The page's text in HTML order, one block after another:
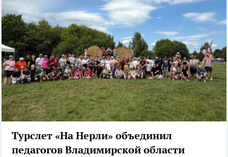
Турслет «На Нерли» объединил
педагогов Владимирской области